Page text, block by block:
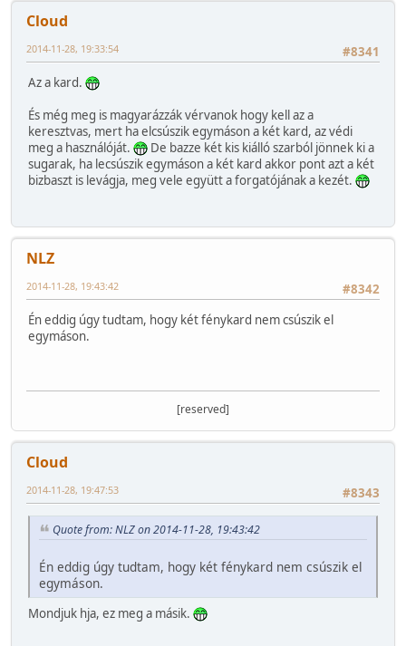
Cloud
#8341
2014-11-28, 19:33:54
Az a kard.
És még meg is magyarázzák vérvanok hogy kell az a
keresztvas, mert ha elcsúszik egymáson a két kard, az védi
meg a használóját.
De bazze két kis kiálló szarból jönnek ki a
sugarak, ha lecsúszik egymáson a két kard akkor pont azt a két
bizbaszt is levágja, meg vele együtt a forgatójának a kezét.
NLZ
#8342
2014-11-28, 19:43:42
Én eddig úgy tudtam, hogy két fénykard nem csúszik el
egymáson.
[reserved]
Cloud
#8343
2014-11-28, 19:47:53
Quote from: NLZ on 2014-11-28, 19:43:42
Én eddig úgy tudtam, hogy két fénykard nem csúszik el
egymáson.
Mondjuk hja, ez meg a másik.